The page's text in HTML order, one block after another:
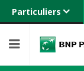
Particuliers
Banque privée